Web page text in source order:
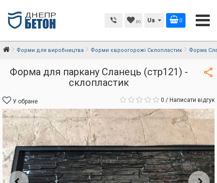
(0) Ua 0
Форми для виробництва Форми євроогорожі Склопластик Форма
Форма для паркану Сланець (стр121) -
склопластик
У обране 0 / Написати відгук